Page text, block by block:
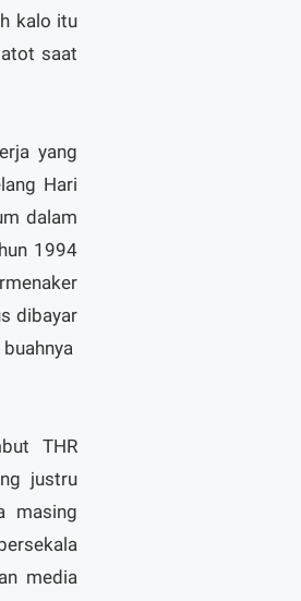
kalo itu
saat
yang
Hari
dalam
1994
dibayar
THR
justru
masing
media